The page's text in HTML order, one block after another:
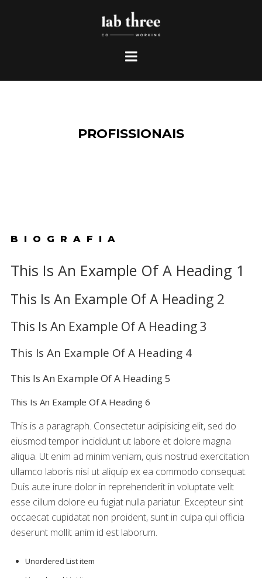
PROFISSIONAIS
BIOGRAFIA
This Is An Example Of A Heading 1
This Is An Example Of A Heading 2
This Is An Example Of A Heading 3
This Is An Example Of A Heading 4
This Is An Example Of A Heading 5
This Is An Example Of A Heading 6
This is a paragraph. Consectetur adipisicing elit, sed do
eiusmod tempor incididunt ut labore et dolore magna
aliqua. Ut enim ad minim veniam, quis nostrud exercitation
ullamco laboris nisi ut aliquip ex ea commodo consequat.
Duis aute irure dolor in reprehenderit in voluptate velit
esse cillum dolore eu fugiat nulla pariatur. Excepteur sint
occaecat cupidatat non proident, sunt in culpa qui officia
deserunt mollit anim id est laborum.
Unordered List item